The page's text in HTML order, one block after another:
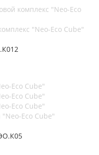
"Neo-Eco Cube"
Eco Cube"